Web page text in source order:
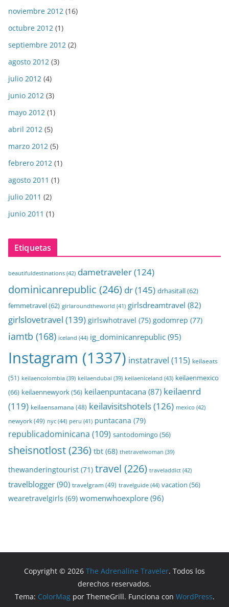
noviembre 2012 (16)
octubre 2012 (1)
septiembre 2012 (2)
agosto 2012 (3)
julio 2012 (4)
junio 2012 (3)
mayo 2012 (1)
abril 2012 (5)
marzo 2012 (5)
febrero 2012 (1)
agosto 2011 (1)
julio 2011 (2)
junio 2011 (1)
Etiquetas
beautifuldestinations (42) dametraveler(124)
dominicanrepublic (246) dr(145) drhasitall(62)
femmetravel(62) girlaroundtheworld (41) girlsdreamtravel (82)
girlslovetravel (139) girlswhotravel (75) godomrep (77)
iamtb (168) iceland (44) ig_dominicanrepublic (95)
Instagram (1337) instatravel (115) keilaeats
(51) keilaencolombia (39) keilaendubai (39) keilaeniceland (43) keilaenmexico
(66) keilaennewyork(56) keilaenpuntacana (87) keilaenrd
(119) keilaensamana (48) keilavisitshotels(126) mexico (42)
newyork(49) nyc (44) peru (41) puntacana (79)
republicadominicana (109) santodomingo (56)
sheisnotlost(236) tbt (68) thetravelwoman (39)
thewanderingtourist (71) travel (226) traveladdict (42)
travelblogger (90) travelgram(49) travelguide (44) vacation (56)
wearetravelgirls (69) womenwhoexplore(96)
Copyright © 2026 The Adrenaline Traveler. Todos los
derechos reservados.
Tema: ColorMagpor ThemeGrill. Funciona con WordPress.